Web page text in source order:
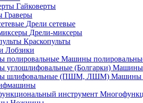
Гайковерты
Граверы
Дрели сетевые
Дрели-миксеры
Краскопульты
Лобзики
Машины
Машины
Машины